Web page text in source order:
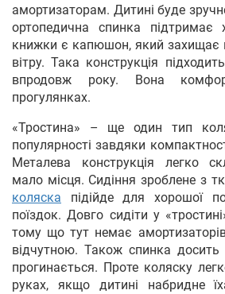
амортизаторам. Дитині буде
ортопедична спинка підтримає
книжки є капюшон, який захищає
вітру. Така конструкція
впродовж року. Вона
прогулянках.
«Тростина» – ще один тип
популярності завдяки
Металева конструкція легко
мало місця. Сидіння зроблене з
коляска підійде для хорошої
поїздок. Довго сидіти у
тому що тут немає
відчутною. Також спинка досить
прогинається. Проте коляску
руках, якщо дитині набридне